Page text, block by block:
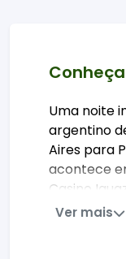
Uma noite
argentino
Aires para
acontece
Casino
Ver mais